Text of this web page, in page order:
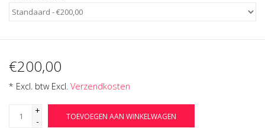
€200,00
* Excl. btw Excl. Verzendkosten
+
-
TOEVOEGEN AAN WINKELWAGEN